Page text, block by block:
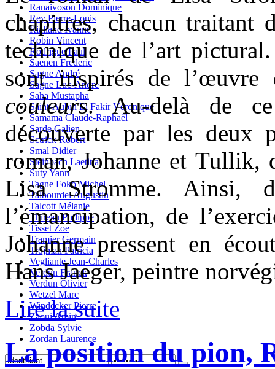
Ranaivoson Dominique
Rey Pierre-Louis
Rialland Ivanne
Robin Vincent
Rodrigue Paul
Saenen Frederic
Sagne André
Sagne Luc-André
Saha Mustapha
Saint-Aubin El Fakir Véronique
Samama Claude-Raphaël
Sarde Galien
Sctrick Robert
Smal Didier
Steinbach Laetitia
Suty Yann
Tagne Foko Michel
Talbourdel Augustin
Talcott Mélanie
Thireau Philippe
Tisset Zoe
Tramier Germain
Trojman Patricia
Vegliante Jean-Charles
Verdun Franck
Verdun Olivier
Wetzel Marc
Windecker Pierre
Zaoui Amin
Zobda Sylvie
Zordan Laurence
chapitres, chacun traitant
technique de l’art
sont inspirés de
couleurs. Au-delà de ce
découverte par les deux
roman, Johanne et Tullik,
Lisa Stromme. Ainsi,
l’émancipation, de
Johanne pressent en
Hans Jaeger, peintre
Lire la suite
La position du pion,